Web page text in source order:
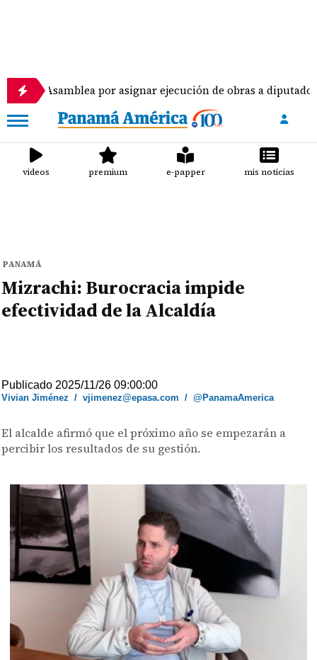
Asamblea por asignar ejecución de obras a diputados
videos premium e-papper mis noticias
PANAMÁ
Mizrachi: Burocracia impide
efectividad de la Alcaldía
Publicado 2025/11/26 09:00:00
Vivian Jiménez /vjimenez@epasa.com /@PanamaAmerica
El alcalde afirmó que el próximo año se empezarán a
percibir los resultados de su gestión.